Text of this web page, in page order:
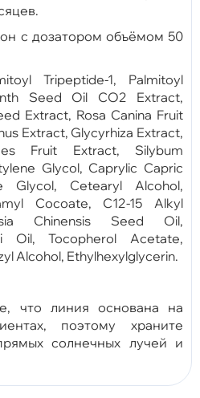
с дозатором объёмом 50
Tripeptide-1, Palmitoyl
Seed Oil CO2 Extract,
Extract, Rosa Canina Fruit
Extract, Glycyrhiza Extract,
Fruit Extract, Silybum
Glycol, Caprylic Capric
Glycol, Cetearyl Alcohol,
Cocoate, C12-15 Alkyl
Chinensis Seed Oil,
Oil, Tocopherol Acetate,
Alcohol, Ethylhexylglycerin.
что линия основана на
поэтому храните
солнечных лучей и